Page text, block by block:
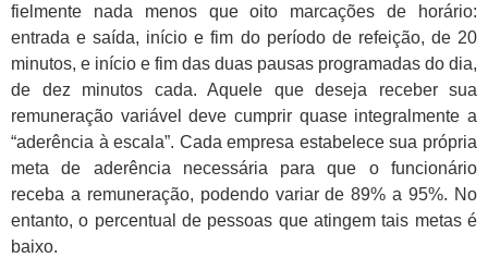
fielmente nada menos que oito marcações de horário:
entrada e saída, início e fim do período de refeição, de 20
minutos, e início e fim das duas pausas programadas do dia,
de dez minutos cada. Aquele que deseja receber sua
remuneração variável deve cumprir quase integralmente a
“aderência à escala”. Cada empresa estabelece sua própria
meta de aderência necessária para que o funcionário
receba a remuneração, podendo variar de 89% a 95%. No
entanto, o percentual de pessoas que atingem tais metas é
baixo.